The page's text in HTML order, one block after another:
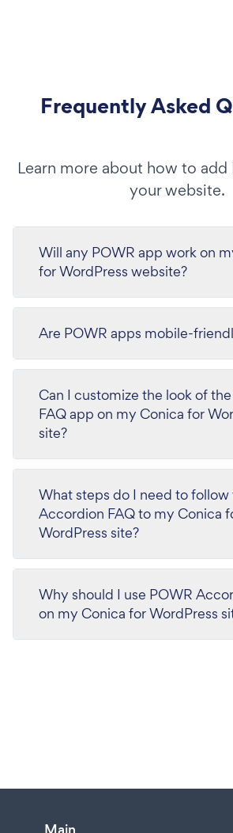
Frequently Asked
Learn more about how to add
your website.
Will any POWR app work on
for WordPress website?
Are POWR apps mobile-
Can I customize the look of
FAQ app on my Conica for
site?
What steps do I need to follow
Accordion FAQ to my Conica
WordPress site?
Why should I use POWR
on my Conica for WordPress